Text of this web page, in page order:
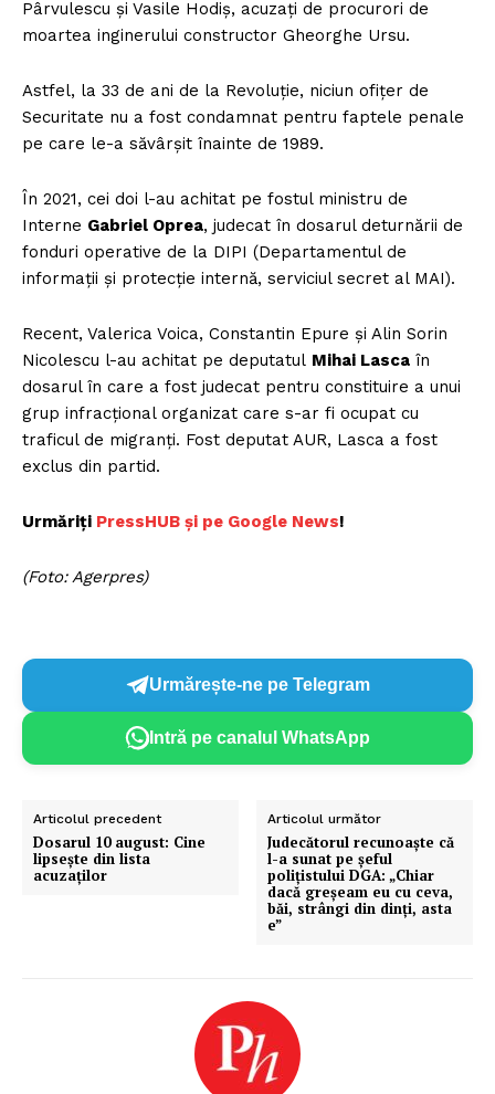
Pârvulescu și Vasile Hodiș, acuzați de procurori de
moartea inginerului constructor Gheorghe Ursu.
Astfel, la 33 de ani de la Revoluție, niciun ofițer de
Securitate nu a fost condamnat pentru faptele penale
pe care le-a săvârșit înainte de 1989.
În 2021, cei doi l-au achitat pe fostul ministru de
Interne Gabriel Oprea, judecat în dosarul deturnării de
fonduri operative de la DIPI (Departamentul de
informații și protecție internă, serviciul secret al MAI).
Recent, Valerica Voica, Constantin Epure și Alin Sorin
Nicolescu l-au achitat pe deputatul Mihai Lasca în
dosarul în care a fost judecat pentru constituire a unui
grup infracțional organizat care s-ar fi ocupat cu
traficul de migranți. Fost deputat AUR, Lasca a fost
exclus din partid.
Urmăriți PressHUB și pe Google News!
(Foto: Agerpres)
Urmărește-ne pe Telegram
Intră pe canalul WhatsApp
Articolul precedent
Dosarul 10 august: Cine
lipsește din lista
acuzaților
Articolul următor
Judecătorul recunoaște că
l-a sunat pe șeful
polițistului DGA: „Chiar
dacă greşeam eu cu ceva,
băi, strângi din dinţi, asta
e”